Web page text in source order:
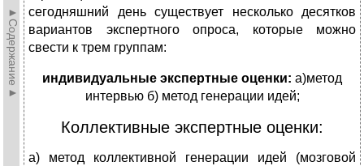
►Содержание►
сегодняшний день существует несколько десятков
вариантов экспертного опроса, которые можно
свести к трем группам:
индивидуальные экспертные оценки: а)метод
интервью б) метод генерации идей;
Коллективные экспертные оценки:
а) метод коллективной генерации идей (мозговой